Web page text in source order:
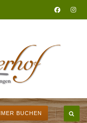
BUCHEN